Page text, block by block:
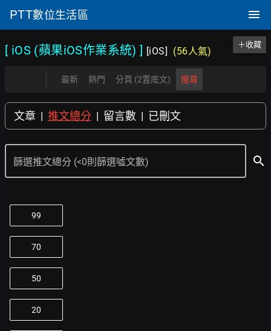
PTT數位生活區
[ iOS (蘋果iOS作業系統) ] [iOS] (56人氣)
＋收藏
最新 熱門 分頁 (2置底文) 搜尋
文章 | 推文總分 | 留言數 | 已刪文
篩選推文總分 (<0則篩選噓文數) search
99
70
50
20